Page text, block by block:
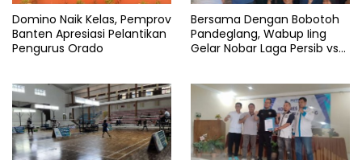
Olahraga
Persikota
PSSI
Sepak
bola
Domino Naik Kelas, Pemprov
Banten Apresiasi Pelantikan
Pengurus Orado
Bersama Dengan Bobotoh
Pandeglang, Wabup Iing
Gelar Nobar Laga Persib vs